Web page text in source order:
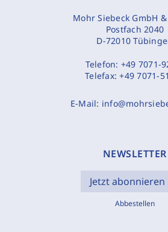
Mohr Siebeck GmbH &
Postfach 2040
D-72010
Telefon: +49 7071-
Telefax:+49 7071-
E-Mail:
NEWSLETTER
Jetzt abonnieren
Abbestellen